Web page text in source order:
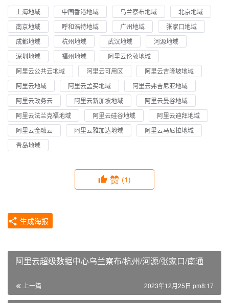
上海地域 中国香港地域 乌兰察布地域
北京地域
南京地域
呼和浩特地域 广州地域
张家口地域
成都地域
杭州地域 武汉地域
河源地域
深圳地域
福州地域
阿里云伦敦地域
阿里云公共云地域
阿里云可用区
阿里云吉隆坡地域
阿里云地域
阿里云孟买地域
阿里云弗吉尼亚地域
阿里云政务云
阿里云新加坡地域
阿里云曼谷地域
阿里云法兰克福地域
阿里云硅谷地域
阿里云迪拜地域
阿里云金融云
阿里云雅加达地域
阿里云马尼拉地域
青岛地域
赞 (1)
生成海报
阿里云超级数据中心乌兰察布/杭州/河源/张家口/南通
上一篇 2023年12月25日 pm8:17